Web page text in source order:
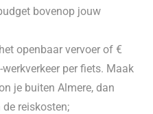
bovenop jouw
openbaar vervoer of €
per fiets. Maak
je buiten Almere, dan
reiskosten;